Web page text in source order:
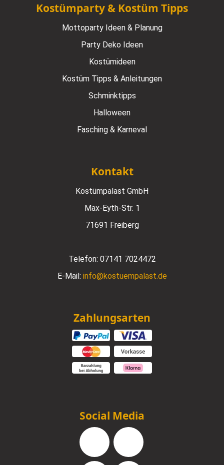
Kostümparty & Kostüm Tipps
Mottoparty Ideen & Planung
Party Deko Ideen
Kostümideen
Kostüm Tipps & Anleitungen
Schminktipps
Halloween
Fasching & Karneval
Kontakt
Kostümpalast GmbH
Max-Eyth-Str. 1
71691 Freiberg
Telefon: 07141 7024472
E-Mail: info@kostuempalast.de
Zahlungsarten
Social Media
Facebook Instagram